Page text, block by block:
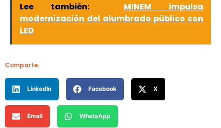
Lee también:
MINEM impulsa
modernización del alumbrado público con
LED
Comparte:
LinkedIn Facebook X
Email WhatsApp